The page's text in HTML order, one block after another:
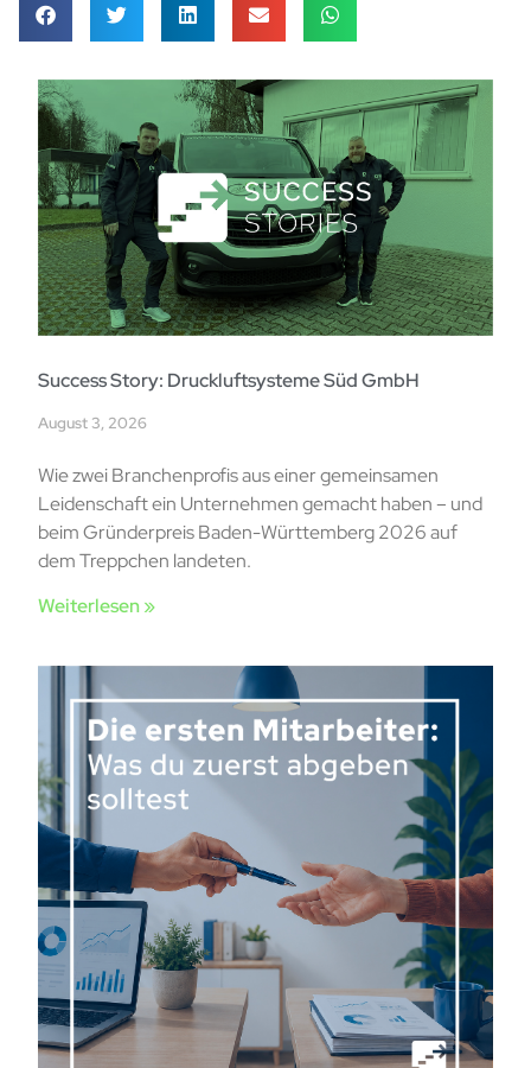
Success Story: Druckluftsysteme Süd GmbH
August 3, 2026
Wie zwei Branchenprofis aus einer gemeinsamen
Leidenschaft ein Unternehmen gemacht haben – und
beim Gründerpreis Baden-Württemberg 2026 auf
dem Treppchen landeten.
Weiterlesen »